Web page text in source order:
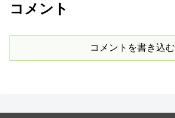
コメント
コメントを書き込む